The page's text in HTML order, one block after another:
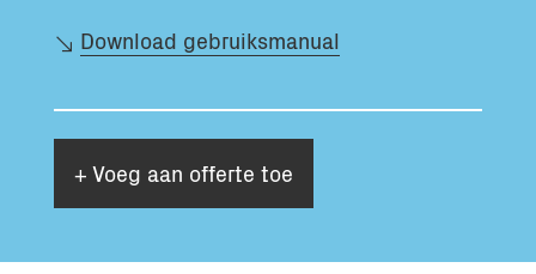
Download gebruiksmanual
+ Voeg aan offerte toe